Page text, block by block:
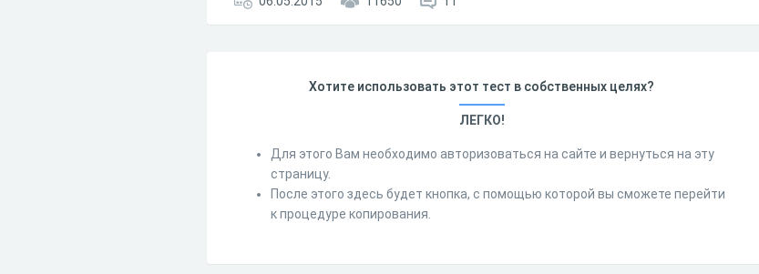
Хотите использовать этот тест в собственных целях?
ЛЕГКО!
Для этого Вам необходимо авторизоваться на сайте и вернуться на эту
страницу.
После этого здесь будет кнопка, с помощью которой вы сможете перейти
к процедуре копирования.